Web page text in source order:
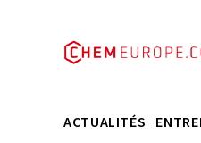
ACTUALITÉS